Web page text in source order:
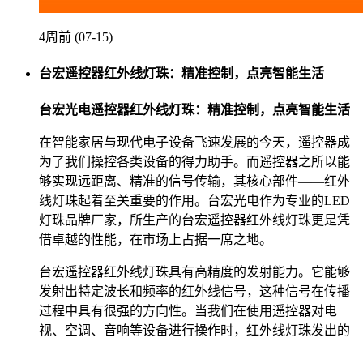
4周前 (07-15)
台宏遥控器红外线灯珠：精准控制，点亮智能生活
台宏光电遥控器红外线灯珠：精准控制，点亮智能生活
在智能家居与现代电子设备飞速发展的今天，遥控器成
为了我们操控各类设备的得力助手。而遥控器之所以能
够实现远距离、精准的信号传输，其核心部件——红外
线灯珠起着至关重要的作用。台宏光电作为专业的LED
灯珠品牌厂家，所生产的台宏遥控器红外线灯珠更是凭
借卓越的性能，在市场上占据一席之地。
台宏遥控器红外线灯珠具有高精度的发射能力。它能够
发射出特定波长和频率的红外线信号，这种信号在传播
过程中具有很强的方向性。当我们在使用遥控器对电
视、空调、音响等设备进行操作时，红外线灯珠发出的